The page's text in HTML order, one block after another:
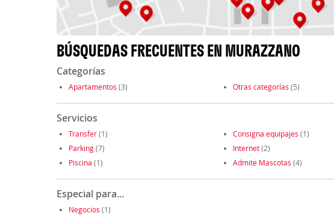
BÚSQUEDAS FRECUENTES EN MURAZZANO
Categorías
Apartamentos (3) Otras categorías (5)
Servicios
Transfer(1) Consigna equipajes (1)
Parking(7) Internet(2)
Piscina (1) Admite Mascotas (4)
Especial para...
Negocios (1)